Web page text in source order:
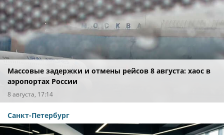
Массовые задержки и отмены рейсов 8 августа: хаос в
аэропортах России
8 августа, 17:14
Санкт-Петербург